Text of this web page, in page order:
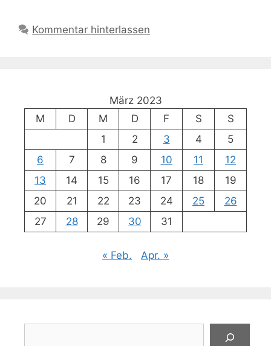
Kommentar hinterlassen
März 2023
M
D M D F S
S
1
2 3 4
5
6
7 8 9 10 11
12
13
14 15 16 17 18
19
20
21 22 23 24 25
26
27
28 29 30 31
« Feb. Apr. »